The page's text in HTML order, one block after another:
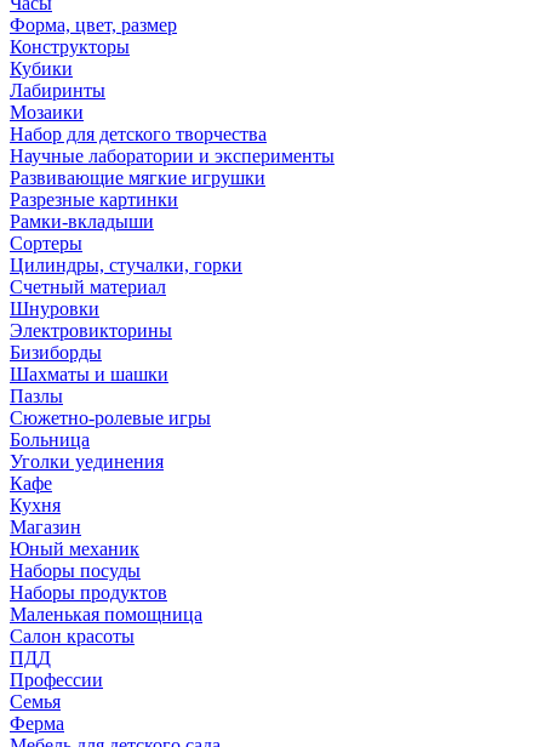
Форма, цвет, размер
Конструкторы
Кубики
Лабиринты
Мозаики
Набор для детского творчества
Научные лаборатории и эксперименты
Развивающие мягкие игрушки
Разрезные картинки
Рамки-вкладыши
Сортеры
Цилиндры, стучалки, горки
Счетный материал
Шнуровки
Электровикторины
Бизиборды
Шахматы и шашки
Пазлы
Сюжетно-ролевые игры
Больница
Уголки уединения
Кафе
Кухня
Магазин
Юный механик
Наборы посуды
Наборы продуктов
Маленькая помощница
Салон красоты
ПДД
Профессии
Семья
Ферма